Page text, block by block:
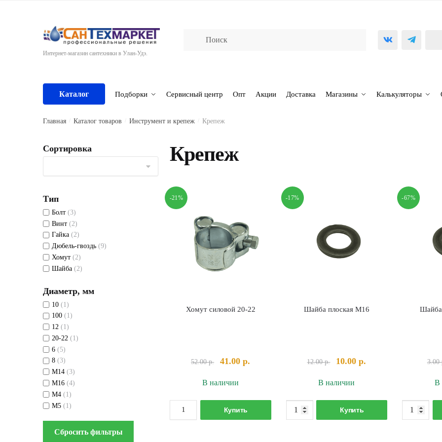
Интернет-магазин сантехники в Улан-Удэ.
Каталог Подборки Сервисный центр Опт Акции Доставка Магазины Калькуляторы
Главная Каталог товаров Инструмент и крепеж Крепеж
Крепеж
-21%
Хомут силовой 20-22
52.00р.
Первоначальная
составляла
41.00р.
В наличии
Количество
товара
Купить
-17%
Шайба плоская М16
12.00р.
Первоначальная
составляла
10.00р.
В наличии
Количество
товара
Купить
-67%
3.00
В
Сортировка
Тип
Болт (3)
Винт (2)
Гайка (2)
Дюбель-гвоздь (9)
Хомут (2)
Шайба (2)
Диаметр, мм
10 (1)
100 (1)
12 (1)
20-22 (1)
6 (5)
8 (3)
М14 (3)
М16 (4)
М4 (1)
М5 (1)
Сбросить фильтры